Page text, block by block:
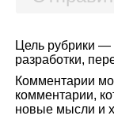
Цель рубрики —
разработки,
Комментарии
комментарии,
новые мысли и